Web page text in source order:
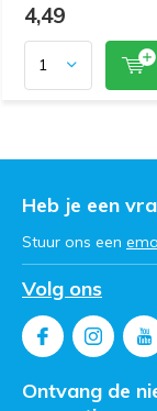
4,49
Heb je een
Stuur ons een
Volg ons
Ontvang de